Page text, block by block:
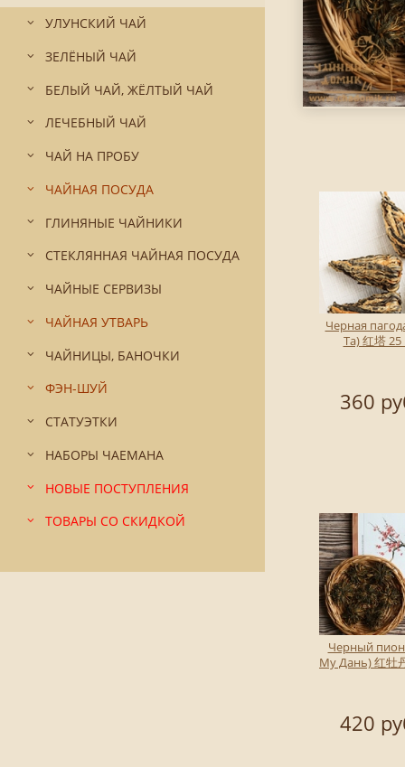
УЛУНСКИЙ ЧАЙ
ЗЕЛЁНЫЙ ЧАЙ
БЕЛЫЙ ЧАЙ, ЖЁЛТЫЙ ЧАЙ
ЛЕЧЕБНЫЙ ЧАЙ
ЧАЙ НА ПРОБУ
ЧАЙНАЯ ПОСУДА
ГЛИНЯНЫЕ ЧАЙНИКИ
СТЕКЛЯННАЯ ЧАЙНАЯ ПОСУДА
ЧАЙНЫЕ СЕРВИЗЫ
ЧАЙНАЯ УТВАРЬ
ЧАЙНИЦЫ, БАНОЧКИ
ФЭН-ШУЙ
СТАТУЭТКИ
НАБОРЫ ЧАЕМАНА
НОВЫЕ ПОСТУПЛЕНИЯ
ТОВАРЫ СО СКИДКОЙ
Черная
Та) 红塔 25
360
Черный
Му Дань) 红牡
420